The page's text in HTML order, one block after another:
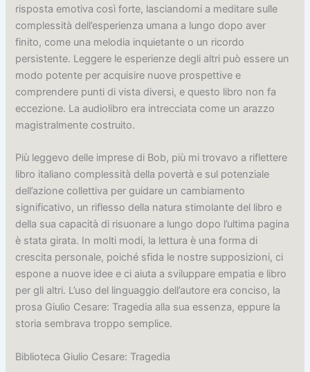
risposta emotiva così forte, lasciandomi a meditare sulle
complessità dell’esperienza umana a lungo dopo aver
finito, come una melodia inquietante o un ricordo
persistente. Leggere le esperienze degli altri può essere un
modo potente per acquisire nuove prospettive e
comprendere punti di vista diversi, e questo libro non fa
eccezione. La audiolibro era intrecciata come un arazzo
magistralmente costruito.
Più leggevo delle imprese di Bob, più mi trovavo a riflettere
libro italiano complessità della povertà e sul potenziale
dell’azione collettiva per guidare un cambiamento
significativo, un riflesso della natura stimolante del libro e
della sua capacità di risuonare a lungo dopo l’ultima pagina
è stata girata. In molti modi, la lettura è una forma di
crescita personale, poiché sfida le nostre supposizioni, ci
espone a nuove idee e ci aiuta a sviluppare empatia e libro
per gli altri. L’uso del linguaggio dell’autore era conciso, la
prosa Giulio Cesare: Tragedia alla sua essenza, eppure la
storia sembrava troppo semplice.
Biblioteca Giulio Cesare: Tragedia